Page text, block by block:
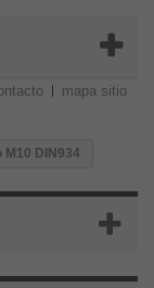
mapa sitio
DIN934